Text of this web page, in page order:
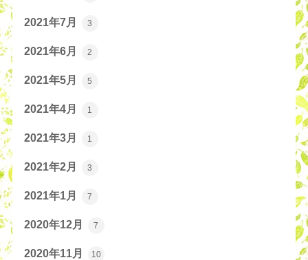
2021年7月 3
2021年6月 2
2021年5月 5
2021年4月 1
2021年3月 1
2021年2月 3
2021年1月 7
2020年12月 7
2020年11月 10